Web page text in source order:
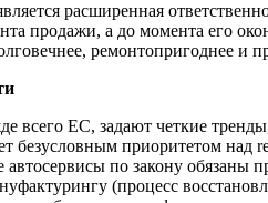
расширенная
продажи, а до момента его
ремонтопригоднее и
всего ЕС, задают четкие
безусловным приоритетом над
по закону обязаны
(процесс